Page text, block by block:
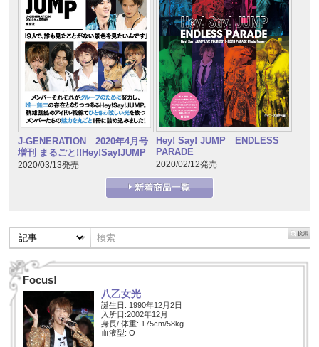
J-GENERATION 2020年4月号
増刊 まるごと!!Hey!Say!JUMP
2020/03/13発売
Hey! Say! JUMP ENDLESS
PARADE
2020/02/12発売
Focus!
八乙女光
誕生日: 1990年12月2日
入所日:2002年12月
身長/ 体重: 175cm/58kg
血液型: O